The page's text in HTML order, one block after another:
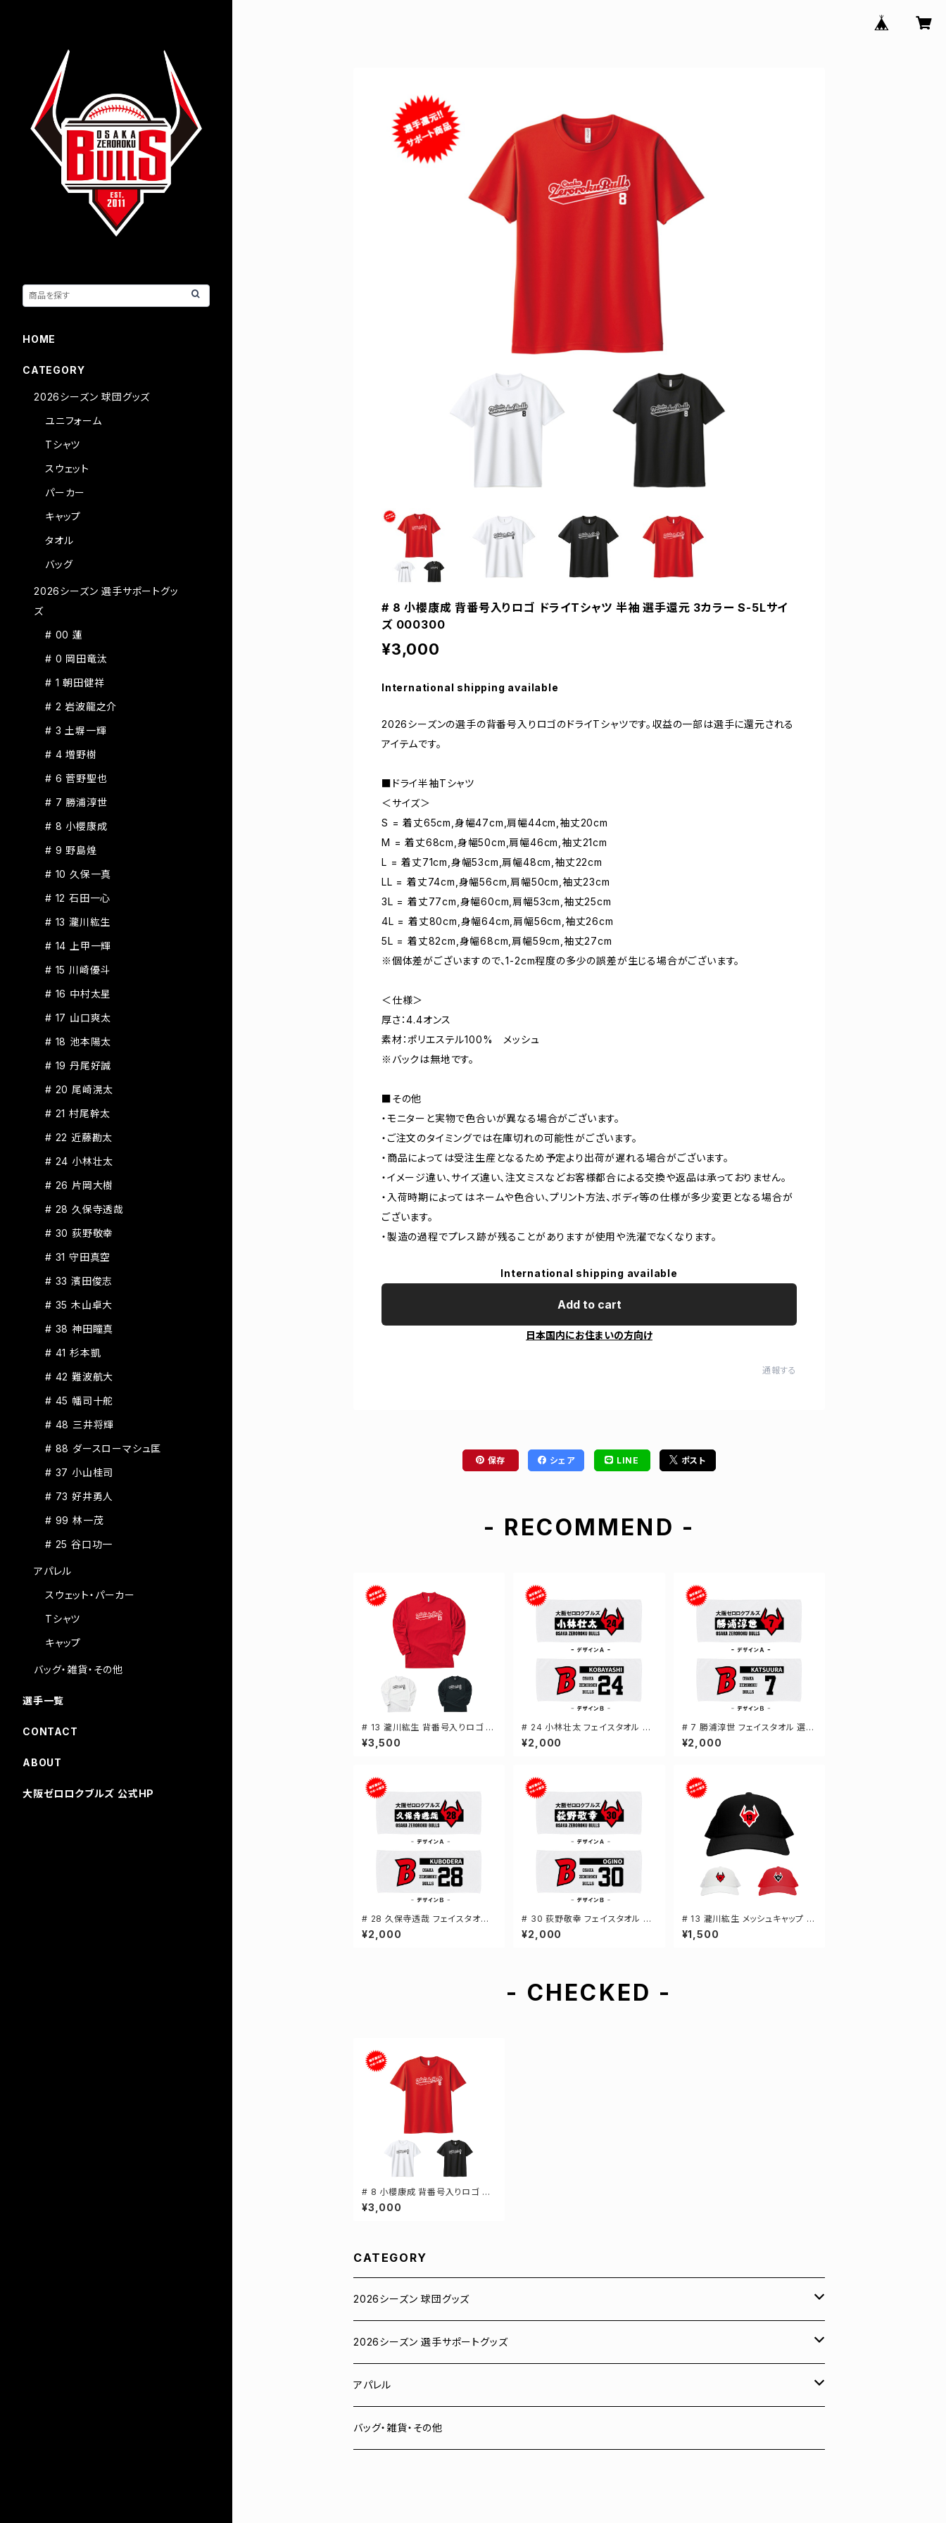
# 8 小櫻康成 背番号入りロゴ ドライTシャツ 半袖 選手還元 3カラー S-5Lサイ
ズ 000300
¥3,000
International shipping available
2026シーズンの選手の背番号入りロゴのドライTシャツです。収益の一部は選手に還元される
アイテムです。
■ドライ半袖Tシャツ
＜サイズ＞
S = 着丈65cm,身幅47cm,肩幅44cm,袖丈20cm
M = 着丈68cm,身幅50cm,肩幅46cm,袖丈21cm
L = 着丈71cm,身幅53cm,肩幅48cm,袖丈22cm
LL = 着丈74cm,身幅56cm,肩幅50cm,袖丈23cm
3L = 着丈77cm,身幅60cm,肩幅53cm,袖丈25cm
4L = 着丈80cm,身幅64cm,肩幅56cm,袖丈26cm
5L = 着丈82cm,身幅68cm,肩幅59cm,袖丈27cm
※個体差がございますので、1-2cm程度の多少の誤差が生じる場合がございます。
＜仕様＞
厚さ：4.4オンス
素材：ポリエステル100% メッシュ
※バックは無地です。
■その他
・モニターと実物で色合いが異なる場合がございます。
・ご注文のタイミングでは在庫切れの可能性がございます。
・商品によっては受注生産となるため予定より出荷が遅れる場合がございます。
・イメージ違い、サイズ違い、注文ミスなどお客様都合による交換や返品は承っておりません。
・入荷時期によってはネームや色合い、プリント方法、ボディ等の仕様が多少変更となる場合が
ございます。
・製造の過程でプレス跡が残ることがありますが使用や洗濯でなくなります。
International shipping available
Add to cart
日本国内にお住まいの方向け
通報する
保存 シェア LINE ポスト
- RECOMMEND -
# 13 瀧川紘生 背番号入りロゴ ド
ライTシャツ 長袖 選手還元 3カラ
ー S-5Lサイズ 000304
¥3,500
# 24 小林壮太 フェイスタオル 選
手還元 2デザイン FT0144
¥2,000
# 7 勝浦淳世 フェイスタオル 選手
還元 2デザイン FT0144
¥2,000
# 28 久保寺透哉 フェイスタオル
選手還元 2デザイン FT0144
¥2,000
# 30 荻野敬幸 フェイスタオル 選
手還元 2デザイン FT0144
¥2,000
# 13 瀧川紘生 メッシュキャップ 選
手還元 3カラー 000700
¥1,500
- CHECKED -
# 8 小櫻康成 背番号入りロゴ ド
ライTシャツ 半袖 選手還元 3カラ
ー S-5Lサイズ 000300
¥3,000
CATEGORY
2026シーズン 球団グッズ
ユニフォーム
Tシャツ
スウェット
2026シーズン 選手サポートグッズ
# 00 蓮
# 0 岡田竜汰
アパレル
スウェット・パーカー
バッグ・雑貨・その他
HOME
CATEGORY
2026シーズン 球団グッズ
ユニフォーム
Tシャツ
スウェット
パーカー
キャップ
タオル
バッグ
2026シーズン 選手サポートグッ
ズ
# 00 蓮
# 0 岡田竜汰
# 1 朝田健祥
# 2 岩波龍之介
# 3 土塀一輝
# 4 増野樹
# 6 菅野聖也
# 7 勝浦淳世
# 8 小櫻康成
# 9 野島煌
# 10 久保一真
# 12 石田一心
# 13 瀧川紘生
# 14 上甲一輝
# 15 川崎優斗
# 16 中村太星
# 17 山口爽太
# 18 池本陽太
# 19 丹尾好誠
# 20 尾崎滉太
# 21 村尾幹太
# 22 近藤勘太
# 24 小林壮太
# 26 片岡大樹
# 28 久保寺透哉
# 30 荻野敬幸
# 31 守田真空
# 33 濱田俊志
# 35 木山卓大
# 38 神田瞳真
# 41 杉本凱
# 42 難波航大
# 45 幡司十舵
# 48 三井将輝
# 88 ダースローマシュ匡
# 37 小山桂司
# 73 好井勇人
# 99 林一茂
# 25 谷口功一
アパレル
スウェット・パーカー
Tシャツ
キャップ
バッグ・雑貨・その他
選手一覧
CONTACT
ABOUT
大阪ゼロロクブルズ 公式HP